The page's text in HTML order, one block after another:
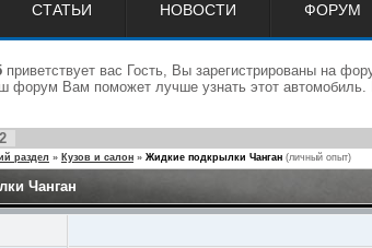
СТАТЬИ НОВОСТИ ФОРУМ
приветствует вас Гость, Вы зарегистрированы на
форум Вам поможет лучше узнать этот
2
раздел » Кузов и салон » Жидкие подкрылки Чанган (личный опыт)
Чанган